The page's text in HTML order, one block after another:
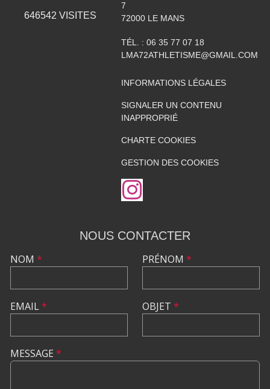
646542 VISITES
7
72000 LE MANS
TÉL. : 06 35 77 07 18
LMA72ATHLETISME@GMAIL.COM
INFORMATIONS LÉGALES
SIGNALER UN CONTENU
INAPPROPRIÉ
CHARTE COOKIES
GESTION DES COOKIES
NOUS CONTACTER
NOM *
EMAIL*
PRÉNOM *
OBJET *
MESSAGE *